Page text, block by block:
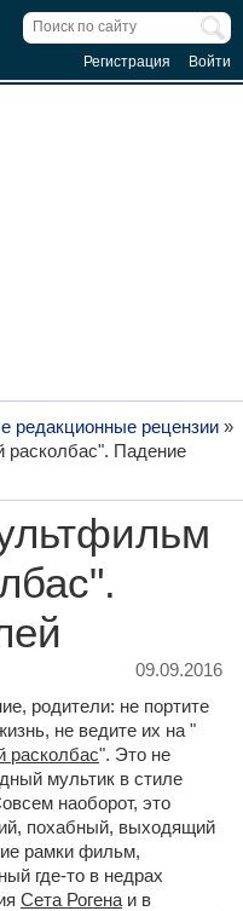
Регистрация Войти
редакционные рецензии »
Падение
09.09.2016
родители: не портите
не ведите их на "
расколбас". Это не
мультик в стиле
наоборот, это
похабный, выходящий
рамки фильм,
где-то в недрах
Сета Рогена и в